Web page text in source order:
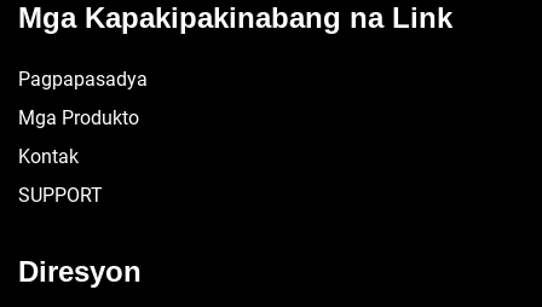
Mga Kapakipakinabang na Link
Pagpapasadya
Mga Produkto
Kontak
SUPPORT
Diresyon